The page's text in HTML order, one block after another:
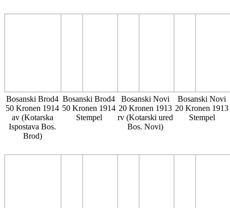
Bosanski Brod4
50 Kronen 1914
av (Kotarska
Ispostava Bos.
Brod)
Bosanski Brod4
50 Kronen 1914
Stempel
Bosanski Novi
20 Kronen 1913
rv (Kotarski ured
Bos. Novi)
Bosanski Novi
20 Kronen 1913
Stempel